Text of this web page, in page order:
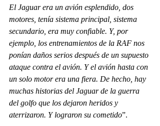
El Jaguar era un avión esplendido, dos
motores, tenía sistema principal, sistema
secundario, era muy confiable. Y, por
ejemplo, los entrenamientos de la RAF nos
ponían daños serios después de un supuesto
ataque contra el avión. Y el avión hasta con
un solo motor era una fiera. De hecho, hay
muchas historias del Jaguar de la guerra
del golfo que los dejaron heridos y
aterrizaron. Y lograron su cometido”.